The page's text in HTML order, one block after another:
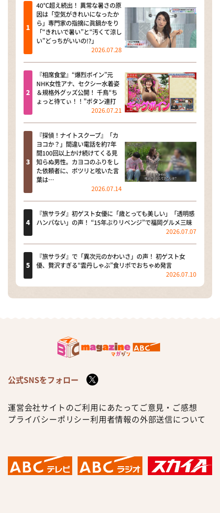
40℃超え続出！ 異常な暑さの原
因は「空気がきれいになったか
ら」専門家の指摘に眞鍋かをり
「“きれいで暑い”と“汚くて涼し
い”どっちがいいの!?」
2026.07.28
『相席食堂』“爆烈ボイン”元
NHK女性アナ、セクシー水着姿
＆規格外グッズ公開！ 千鳥“ち
ょっと待てぃ！！”ボタン連打
2026.07.21
『探偵！ナイトスクープ』「カ
ヨコか？」間違い電話を約7年
間100回以上かけ続けてくる見
知らぬ男性。カヨコのふりをし
た依頼者に、ポツリと呟いた言
葉は…
2026.07.14
『旅サラダ』初ゲスト女優に「歳とっても美しい」「透明感
ハンパない」の声！ “15年ぶりリベンジ”で福岡グルメ三昧
2026.07.07
『旅サラダ』で「異次元のかわいさ」の声！ 初ゲスト女
優、贅沢すぎる“雲丹しゃぶ”食リポでおちゃめ発言
2026.07.10
公式SNSをフォロー
運営会社サイトのご利用にあたって ご意見・ご感想
プライバシーポリシー利用者情報の外部送信について